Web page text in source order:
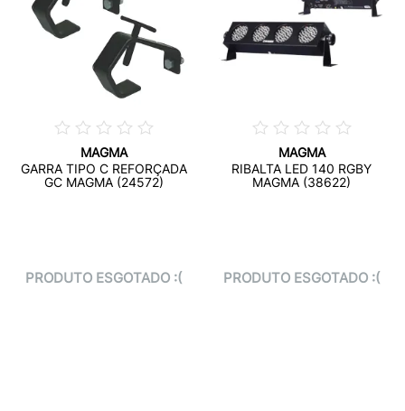
MAGMA
GARRA TIPO C REFORÇADA
GC MAGMA (24572)
PRODUTO ESGOTADO :(
MAGMA
RIBALTA LED 140 RGBY
MAGMA (38622)
PRODUTO ESGOTADO :(